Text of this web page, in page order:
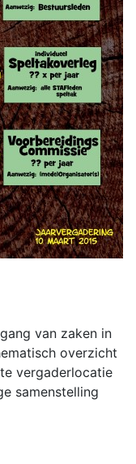
gang van zaken in
overzicht
vergaderlocatie
samenstelling